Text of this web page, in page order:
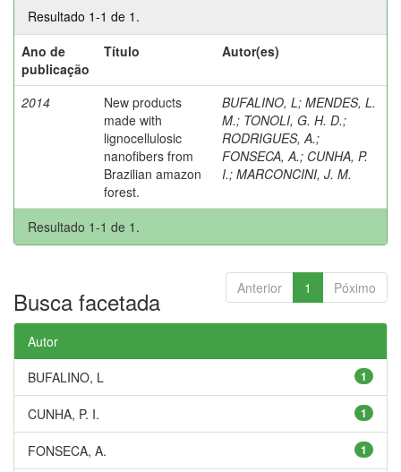
Resultado 1-1 de 1.
Ano de
publicação
Título Autor(es)
2014
New products
made with
lignocellulosic
nanofibers from
Brazilian amazon
forest.
BUFALINO, L; MENDES, L.
M.; TONOLI, G. H. D.;
RODRIGUES, A.;
FONSECA, A.; CUNHA, P.
I.; MARCONCINI, J. M.
Resultado 1-1 de 1.
Anterior 1 Póximo
Busca facetada
Autor
1
BUFALINO, L
1
CUNHA, P. I.
1
FONSECA, A.